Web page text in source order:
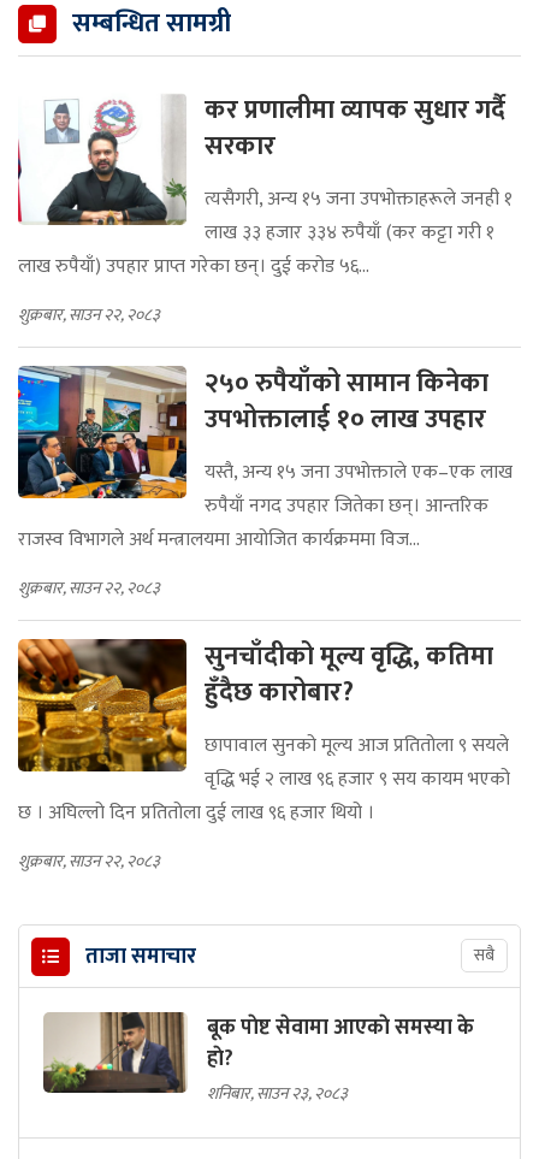
सम्बन्धित सामग्री
कर प्रणालीमा व्यापक सुधार गर्दै
सरकार
त्यसैगरी, अन्य १५ जना उपभोक्ताहरूले जनही १
लाख ३३ हजार ३३४ रुपैयाँ (कर कट्टा गरी १
लाख रुपैयाँ) उपहार प्राप्त गरेका छन्। दुई करोड ५६...
शुक्रबार, साउन २२, २०८३
२५० रुपैयाँको सामान किनेका
उपभोक्तालाई १० लाख उपहार
यस्तै, अन्य १५ जना उपभोक्ताले एक–एक लाख
रुपैयाँ नगद उपहार जितेका छन्। आन्तरिक
राजस्व विभागले अर्थ मन्त्रालयमा आयोजित कार्यक्रममा विज...
शुक्रबार, साउन २२, २०८३
सुनचाँदीको मूल्य वृद्धि, कतिमा
हुँदैछ कारोबार?
छापावाल सुनको मूल्य आज प्रतितोला ९ सयले
वृद्धि भई २ लाख ९६ हजार ९ सय कायम भएको
छ । अघिल्लो दिन प्रतितोला दुई लाख ९६ हजार थियो ।
शुक्रबार, साउन २२, २०८३
ताजा समाचार सबै
बूक पाेष्ट सेवामा आएकाे समस्या के
हाे?
शनिबार, साउन २३, २०८३